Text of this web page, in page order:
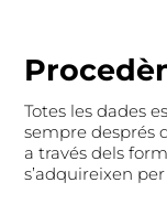
Totes les dades
sempre després
a través dels
s’adquireixen